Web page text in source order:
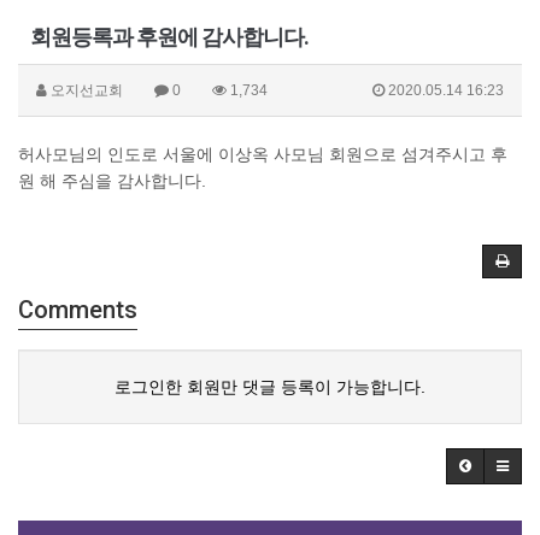
회원등록과 후원에 감사합니다.
오지선교회 0 1,734 2020.05.14 16:23
허사모님의 인도로 서울에 이상옥 사모님 회원으로 섬겨주시고 후
원 해 주심을 감사합니다.
Comments
로그인한 회원만 댓글 등록이 가능합니다.